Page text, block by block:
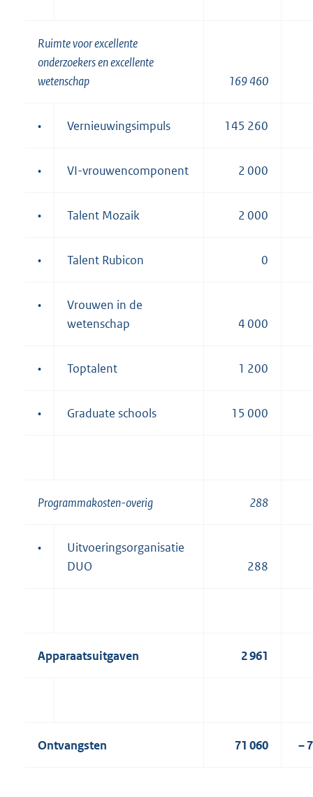
Ruimte voor excellente
onderzoekers en excellente
wetenschap
169 460
• Vernieuwingsimpuls 145 260
• VI-vrouwencomponent 2 000
• Talent Mozaik 2 000
• Talent Rubicon 0
•
Vrouwen in de
wetenschap
4 000
• Toptalent 1 200
• Graduate schools 15 000
Programmakosten-overig 288
•
Uitvoeringsorganisatie
DUO
288
Apparaatsuitgaven 2 961
Ontvangsten 71 060 –